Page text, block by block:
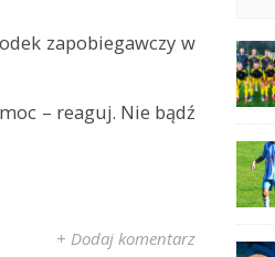
zapobiegawczy w
– reaguj. Nie bądź
+ Dodaj komentarz